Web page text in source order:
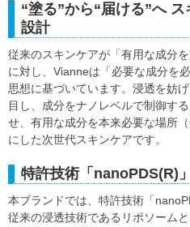
“塗る”から“届ける”へ
設計
従来のスキンケアが「有用な成分
に対し、Vianneは「必要な成分を
思想に基づいています。浸透を妨
目し、成分をナノレベルで制御す
せ、有用な成分を本来必要な場所
にした次世代スキンケアです。
特許技術「nanoPDS(R)
本ブランドでは、特許技術「
従来の浸透技術であるリポソーム